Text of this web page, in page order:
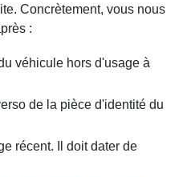
Concrètement, vous nous
:
véhicule hors d'usage à
de la pièce d'identité du
récent. Il doit dater de